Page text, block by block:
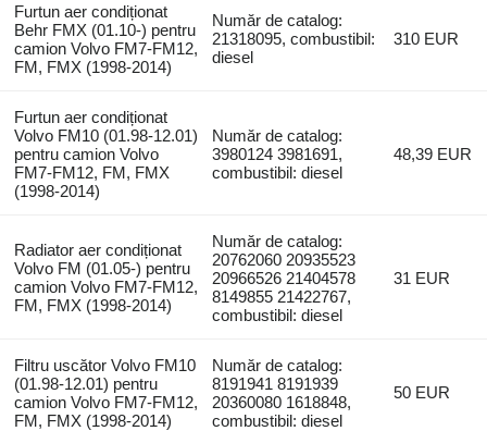
Furtun aer condiționat
Behr FMX (01.10-) pentru
camion Volvo FM7-FM12,
FM, FMX (1998-2014)
Număr de catalog:
21318095, combustibil:
diesel
310 EUR
Furtun aer condiționat
Volvo FM10 (01.98-12.01)
pentru camion Volvo
FM7-FM12, FM, FMX
(1998-2014)
Număr de catalog:
3980124 3981691,
combustibil: diesel
48,39 EUR
Radiator aer condiționat
Volvo FM (01.05-) pentru
camion Volvo FM7-FM12,
FM, FMX (1998-2014)
Număr de catalog:
20762060 20935523
20966526 21404578
8149855 21422767,
combustibil: diesel
31 EUR
Filtru uscător Volvo FM10
(01.98-12.01) pentru
camion Volvo FM7-FM12,
FM, FMX (1998-2014)
Număr de catalog:
8191941 8191939
20360080 1618848,
combustibil: diesel
50 EUR